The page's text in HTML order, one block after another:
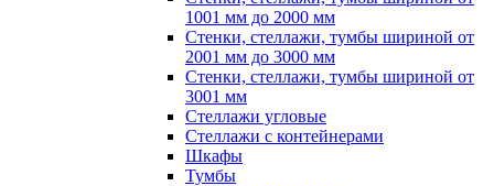
1001 мм до 2000 мм
Стенки, стеллажи, тумбы шириной от
2001 мм до 3000 мм
Стенки, стеллажи, тумбы шириной от
3001 мм
Стеллажи угловые
Стеллажи с контейнерами
Шкафы
Тумбы